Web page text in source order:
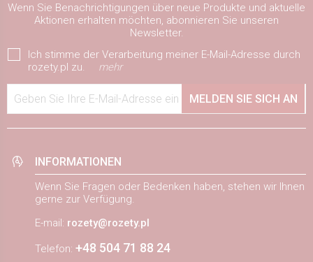
Wenn Sie Benachrichtigungen über neue Produkte und aktuelle
Aktionen erhalten möchten, abonnieren Sie unseren
Newsletter.
Ich stimme der Verarbeitung meiner E-Mail-Adresse durch
rozety.pl zu.
mehr
Geben Sie Ihre E-Mail-Adresse ein MELDEN SIE SICH AN
INFORMATIONEN
Wenn Sie Fragen oder Bedenken haben, stehen wir Ihnen
gerne zur Verfügung.
E-mail: rozety@rozety.pl
Telefon: +48 504 71 88 24